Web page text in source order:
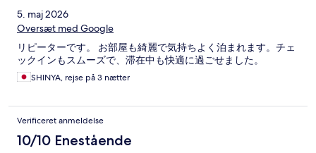
5. maj 2026
Oversæt med Google
リピーターです。 お部屋も綺麗で気持ちよく泊まれます。チェ
ックインもスムーズで、滞在中も快適に過ごせました。
SHINYA, rejse på 3 nætter
Verificeret anmeldelse
10/10 Enestående